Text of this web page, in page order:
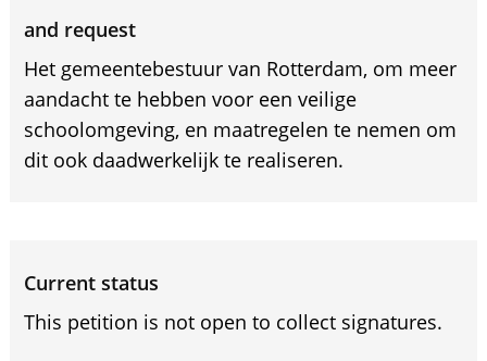
and request
Het gemeentebestuur van Rotterdam, om meer
aandacht te hebben voor een veilige
schoolomgeving, en maatregelen te nemen om
dit ook daadwerkelijk te realiseren.
Current status
This petition is not open to collect signatures.